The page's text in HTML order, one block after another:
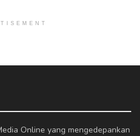
Online yang mengedepankan